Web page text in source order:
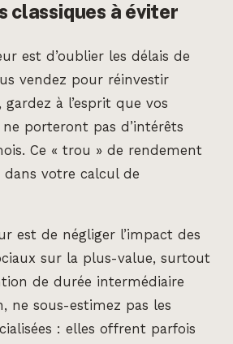
classiques à éviter
est d’oublier les délais de
vendez pour réinvestir
à l’esprit que vos
porteront pas d’intérêts
Ce « trou » de rendement
votre calcul de
est de négliger l’impact des
sur la plus-value, surtout
de durée intermédiaire
ne sous-estimez pas les
: elles offrent parfois